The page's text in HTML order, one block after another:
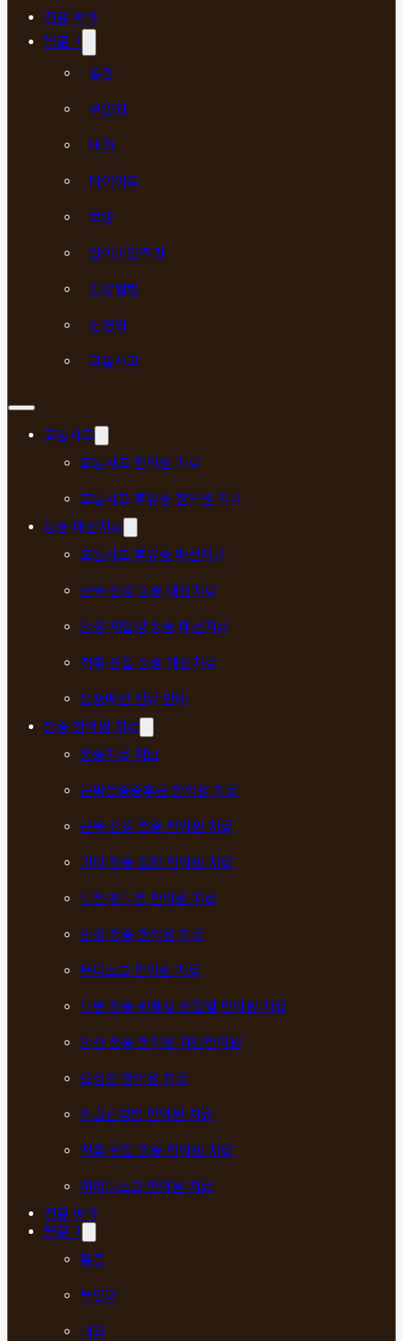
진료 예약
블로그
통증
부인과
내과
다이어트
보양
안이비인후과
건강칼럼
신경과
교통사고
교통사고
교통사고 한의원 치료
교통사고 후유증 한의원 치료
통증 매선치료
교통사고 후유증 매선치료
근육·신경 통증 매선치료
만성·재발성 통증 매선치료
척추·관절 통증 매선치료
통증매선 진료 안내
통증 한의원 치료
통증치료 허브
근막통증증후군 한의원 치료
근육·신경 통증 한의원 치료
기타 통증 질환 한의원 치료
두통·편두통 한의원 치료
만성 통증 한의원 치료
목디스크 한의원 치료
무릎 통증·퇴행성 관절염 한의원 치료
안산 통증 한의원 자민한의원
오십견 한의원 치료
좌골신경통 한의원 치료
척추·관절 통증 한의원 치료
허리디스크 한의원 치료
진료 예약
블로그
통증
부인과
내과